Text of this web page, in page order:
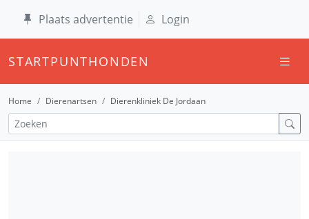
Plaats advertentie Login
STARTPUNTHONDEN
Home Dierenartsen Dierenkliniek De Jordaan